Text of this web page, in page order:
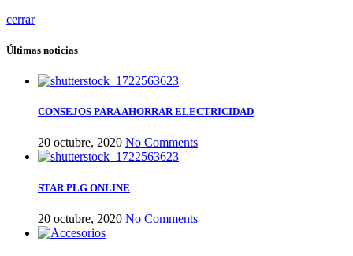
cerrar
Últimas noticias
CONSEJOS PARA AHORRAR ELECTRICIDAD
20 octubre, 2020 No Comments
STAR PLG ONLINE
20 octubre, 2020 No Comments